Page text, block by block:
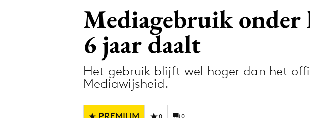
Design
Diversiteit
Mediagebruik
6 jaar daalt
Het gebruik blijft wel hoger dan het
Mediawijsheid.
0 0